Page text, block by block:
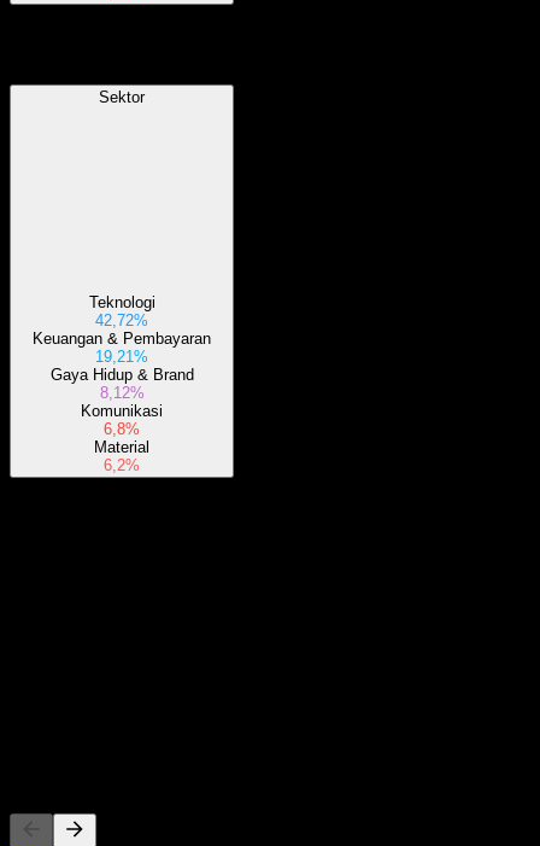
Sektor
Teknologi
42,72%
Keuangan & Pembayaran
19,21%
Gaya Hidup & Brand
8,12%
Komunikasi
6,8%
Material
6,2%